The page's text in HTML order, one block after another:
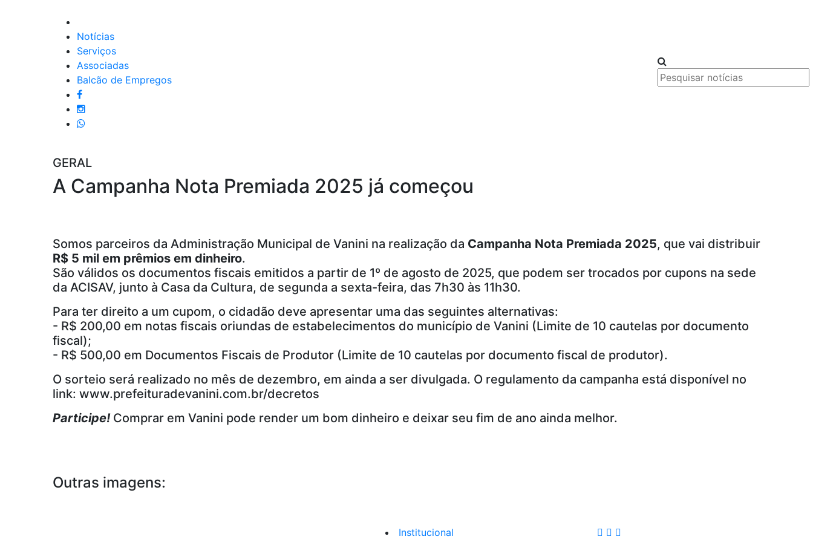
Notícias
Serviços
Associadas
Balcão de Empregos
GERAL
A Campanha Nota Premiada 2025 já começou
Somos parceiros da Administração Municipal de Vanini na realização da Campanha Nota Premiada 2025, que vai distribuir
R$ 5 mil em prêmios em dinheiro.
São válidos os documentos fiscais emitidos a partir de 1º de agosto de 2025, que podem ser trocados por cupons na sede
da ACISAV, junto à Casa da Cultura, de segunda a sexta-feira, das 7h30 às 11h30.
Para ter direito a um cupom, o cidadão deve apresentar uma das seguintes alternativas:
- R$ 200,00 em notas fiscais oriundas de estabelecimentos do município de Vanini (Limite de 10 cautelas por documento
fiscal);
- R$ 500,00 em Documentos Fiscais de Produtor (Limite de 10 cautelas por documento fiscal de produtor).
O sorteio será realizado no mês de dezembro, em ainda a ser divulgada. O regulamento da campanha está disponível no
link: www.prefeituradevanini.com.br/decretos
Participe! Comprar em Vanini pode render um bom dinheiro e deixar seu fim de ano ainda melhor.
Outras imagens:
Institucional